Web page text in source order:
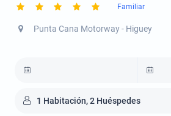
Familiar
Punta Cana Motorway - Higuey
1 Habitación, 2 Huéspedes